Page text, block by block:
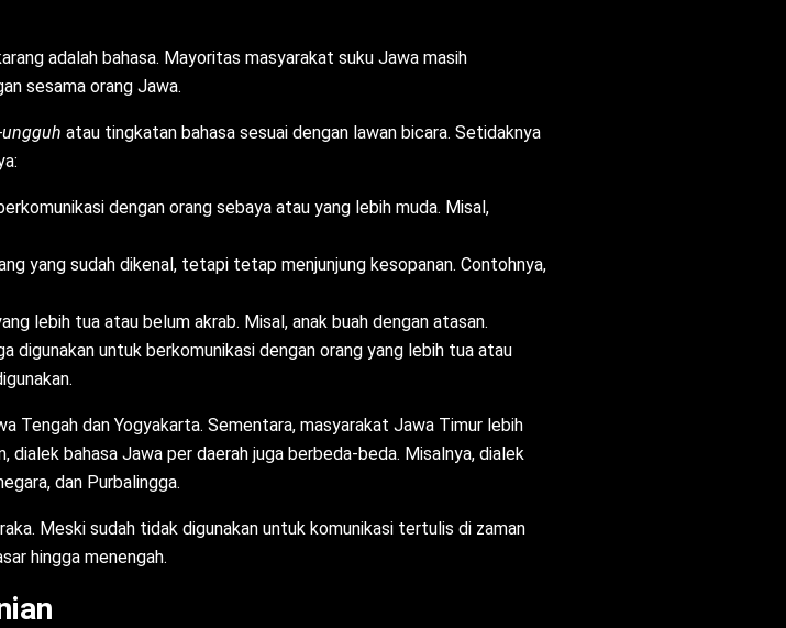
adalah bahasa. Mayoritas masyarakat suku Jawa masih
sesama orang Jawa.
atau tingkatan bahasa sesuai dengan lawan bicara. Setidaknya
dengan orang sebaya atau yang lebih muda. Misal,
yang sudah dikenal, tetapi tetap menjunjung kesopanan. Contohnya,
lebih tua atau belum akrab. Misal, anak buah dengan atasan.
digunakan untuk berkomunikasi dengan orang yang lebih tua atau
Tengah dan Yogyakarta. Sementara, masyarakat Jawa Timur lebih
bahasa Jawa per daerah juga berbeda-beda. Misalnya, dialek
dan Purbalingga.
Meski sudah tidak digunakan untuk komunikasi tertulis di zaman
hingga menengah.